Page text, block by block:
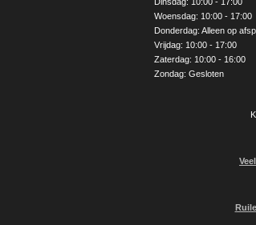
k
a
m
Woensdag: 10:00 - 17:00
Donderdag: Alleen op
Vrijdag: 10:00 - 17:00
Zaterdag: 10:00 - 16:00
Zondag: Gesloten